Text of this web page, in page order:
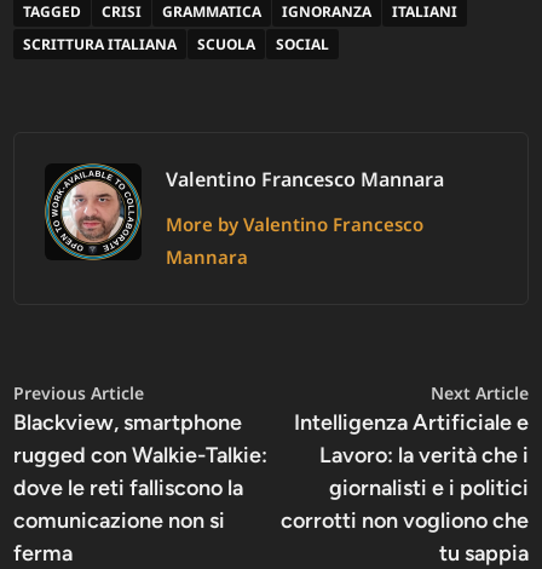
TAGGED CRISI GRAMMATICA IGNORANZA
ITALIANI
SCRITTURA ITALIANA
SCUOLA SOCIAL
Valentino Francesco Mannara
More by Valentino Francesco
Mannara
Navigazione
articoli
Previous ArticlePrevious
article:
Blackview, smartphone
rugged con Walkie-Talkie:
dove le reti falliscono la
comunicazione non si
ferma
Next Article
Intelligenza Artificiale e
Lavoro: la verità che i
giornalisti e i politici
corrotti non vogliono che
tu sappia